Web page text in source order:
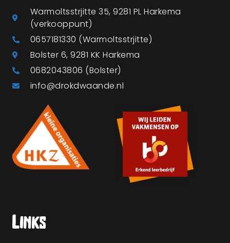
Warmoltsstrjitte 35, 9281 PL Harkema
(verkooppunt)
0657181330 (Warmoltsstrjitte)
Bolster 6, 9281 KK Harkema
0682043806 (Bolster)
info@drokdwaande.nl
Links